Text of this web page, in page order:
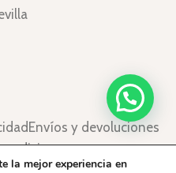
Envíos y devoluciones
la mejor experiencia en